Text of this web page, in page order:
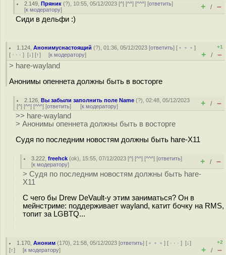
2.149 ,Пряник (?), 10:55, 05/12/2023 [^] [^^] [^^^] [ответить]
[к модератору] + / –
Сиди в дельфи :)
1.124 ,Анонимуснастоящий (?), 01:36, 05/12/2023 [ответить] [ ﹢﹢﹢]
[ · · · ] [↓] [↑] [к модератору]
+1
+ / –
> hare-wayland
Анонимы опеннета должны быть в восторге
2.126 ,Вы забыли заполнить поле Name (?), 02:48, 05/12/2023
[^] [^^] [^^^] [ответить] [к модератору] + / –
>> hare-wayland
> Анонимы опеннета должны быть в восторге
Судя по последним новостям должны быть hare-X11
3.222 ,freehck (ok), 15:55, 07/12/2023 [^] [^^] [^^^] [ответить]
[к модератору] + / –
> Судя по последним новостям должны быть hare-
X11
С чего бы Drew DeVault-у этим заниматься? Он в
мейнстриме: поддерживает wayland, катит бочку на RMS,
топит за LGBTQ...
1.170 ,Аноним (170), 21:58, 05/12/2023 [ответить] [ ﹢﹢﹢] [ · · ·][↓]
[↑] [к модератору]
+2
+ / –